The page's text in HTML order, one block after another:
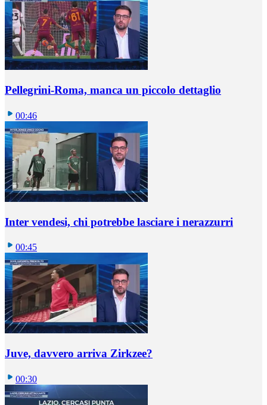
Pellegrini-Roma, manca un piccolo dettaglio
00:46
Inter vendesi, chi potrebbe lasciare i nerazzurri
00:45
Juve, davvero arriva Zirkzee?
00:30